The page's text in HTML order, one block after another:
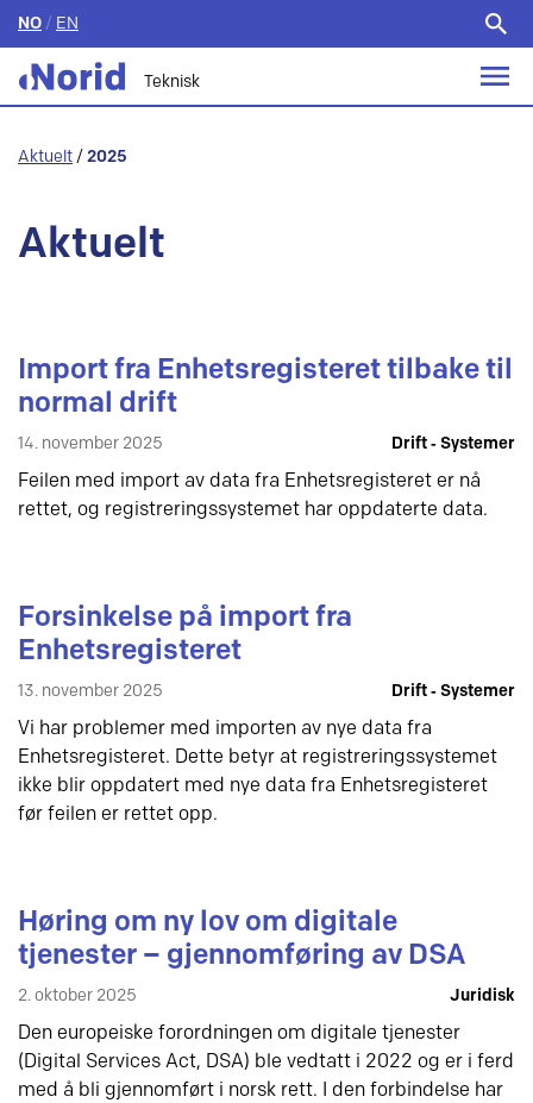
NO / EN
Teknisk
Aktuelt /2025
Aktuelt
Import fra Enhetsregisteret tilbake til
normal drift
14. november 2025 Drift ‐ Systemer
Feilen med import av data fra Enhetsregisteret er nå
rettet, og registreringssystemet har oppdaterte data.
Forsinkelse på import fra
Enhetsregisteret
13. november 2025 Drift ‐ Systemer
Vi har problemer med importen av nye data fra
Enhetsregisteret. Dette betyr at registreringssystemet
ikke blir oppdatert med nye data fra Enhetsregisteret
før feilen er rettet opp.
Høring om ny lov om digitale
tjenester – gjennomføring av DSA
2. oktober 2025 Juridisk
Den europeiske forordningen om digitale tjenester
(Digital Services Act, DSA) ble vedtatt i 2022 og er i ferd
med å bli gjennomført i norsk rett. I den forbindelse har